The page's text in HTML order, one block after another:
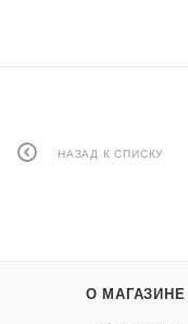
НАЗАД К СПИСКУ
О МАГАЗИНЕ